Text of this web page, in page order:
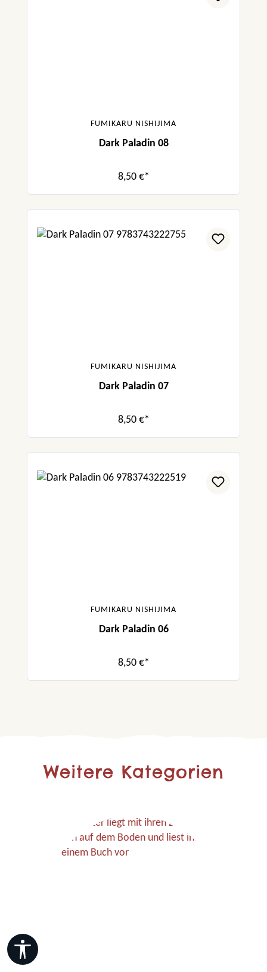
FUMIKARU NISHIJIMA
Dark Paladin 08
8,50 €*
FUMIKARU NISHIJIMA
Dark Paladin 07
8,50 €*
FUMIKARU NISHIJIMA
Dark Paladin 06
8,50 €*
Weitere Kategorien
Werkzeugleiste anzeigen